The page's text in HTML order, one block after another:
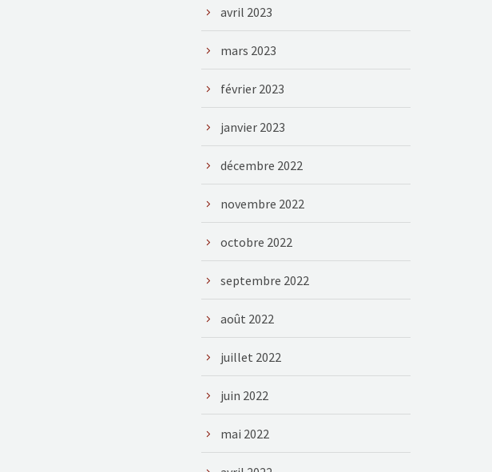
avril 2023
mars 2023
février 2023
janvier 2023
décembre 2022
novembre 2022
octobre 2022
septembre 2022
août 2022
juillet 2022
juin 2022
mai 2022